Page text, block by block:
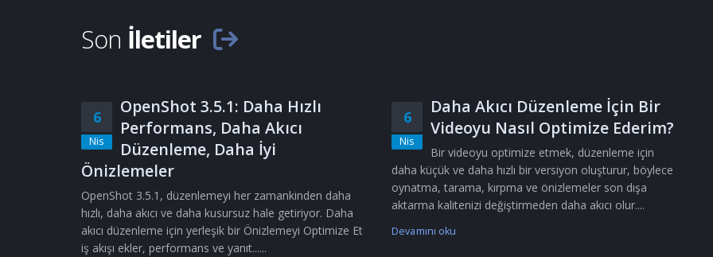
Son İletiler
6
Nis
OpenShot 3.5.1: Daha Hızlı
Performans, Daha Akıcı
Düzenleme, Daha İyi
Önizlemeler
OpenShot 3.5.1, düzenlemeyi her zamankinden daha
hızlı, daha akıcı ve daha kusursuz hale getiriyor. Daha
akıcı düzenleme için yerleşik bir Önizlemeyi Optimize Et
iş akışı ekler, performans ve yanıt......
6
Nis
Daha Akıcı Düzenleme İçin Bir
Videoyu Nasıl Optimize Ederim?
Bir videoyu optimize etmek, düzenleme için
daha küçük ve daha hızlı bir versiyon oluşturur, böylece
oynatma, tarama, kırpma ve önizlemeler son dışa
aktarma kalitenizi değiştirmeden daha akıcı olur....
Devamını oku